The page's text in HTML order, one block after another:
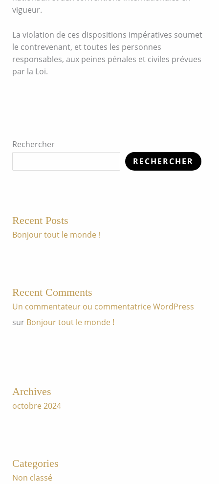
vigueur.
La violation de ces dispositions impératives soumet
le contrevenant, et toutes les personnes
responsables, aux peines pénales et civiles prévues
par la Loi.
Rechercher
RECHERCHER
Recent Posts
Bonjour tout le monde !
Recent Comments
Un commentateur ou commentatrice WordPress
sur Bonjour tout le monde !
Archives
octobre 2024
Categories
Non classé